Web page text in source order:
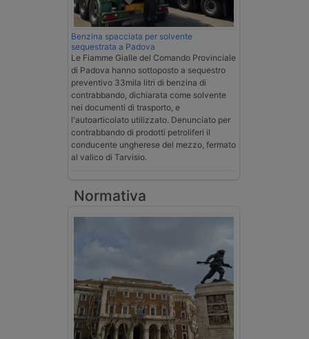
Benzina spacciata per solvente
sequestrata a Padova
Le Fiamme Gialle del Comando Provinciale
di Padova hanno sottoposto a sequestro
preventivo 33mila litri di benzina di
contrabbando, dichiarata come solvente
nei documenti di trasporto, e
l'autoarticolato utilizzato. Denunciato per
contrabbando di prodotti petroliferi il
conducente ungherese del mezzo, fermato
al valico di Tarvisio.
Normativa